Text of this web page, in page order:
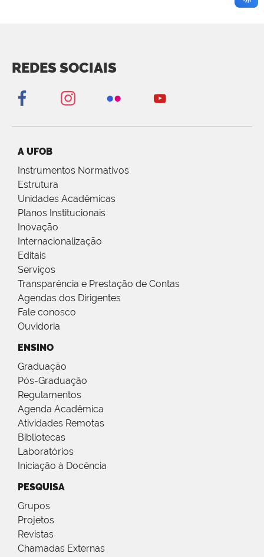
REDES SOCIAIS
A UFOB
Instrumentos Normativos
Estrutura
Unidades Acadêmicas
Planos Institucionais
Inovação
Internacionalização
Editais
Serviços
Transparência e Prestação de Contas
Agendas dos Dirigentes
Fale conosco
Ouvidoria
ENSINO
Graduação
Pós-Graduação
Regulamentos
Agenda Acadêmica
Atividades Remotas
Bibliotecas
Laboratórios
Iniciação à Docência
PESQUISA
Grupos
Projetos
Revistas
Chamadas Externas